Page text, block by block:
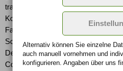
traditionellen Methoden von Hand
Koffer, Trolley, Kleidersack,
Fahrer-Handschuhe, Fahrer-
Schlüsselring, Beauty-Case und
Den letzten Schliff bekommt die
Collection LP 640 durch Schilder
Alternativ können Sie einzelne
auch manuell vor­nehmen und
konfigurieren. Angaben über uns